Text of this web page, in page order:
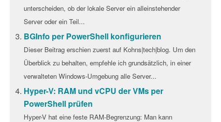
unterscheiden, ob der lokale Server ein alleinstehender
Server oder ein Teil...
BGInfo per PowerShell konfigurieren
Dieser Beitrag erschien zuerst auf Kohns|tech|blog. Um den
Überblick zu behalten, empfehle ich grundsätzlich, in einer
verwalteten Windows-Umgebung alle Server...
Hyper-V: RAM und vCPU der VMs per
PowerShell prüfen
Hyper-V hat eine feste RAM-Begrenzung: Man kann